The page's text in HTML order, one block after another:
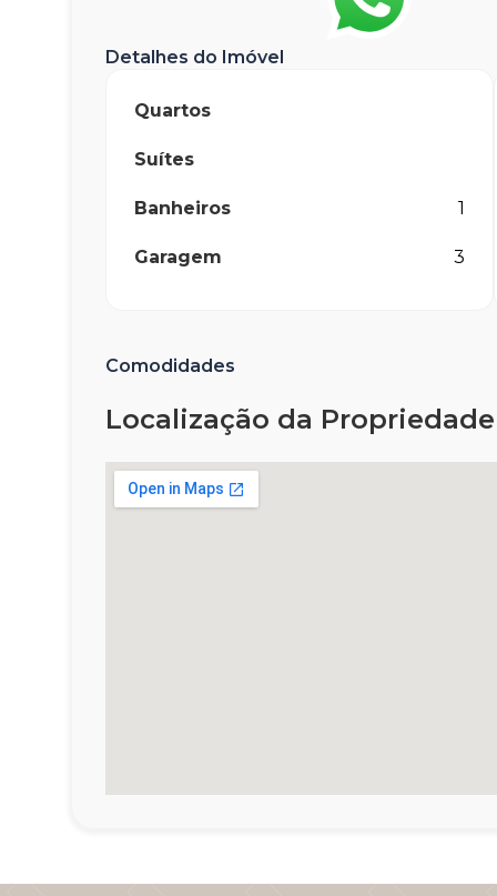
Detalhes do Imóvel
Quartos
Suítes
Banheiros 1
Garagem 3
Comodidades